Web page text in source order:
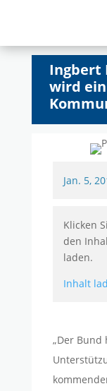
Ingbert
wird
Jan. 5,
Klicken
den
laden.
Inhalt
„Der Bund